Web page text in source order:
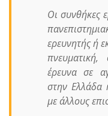
Οι συνθήκες
ερευνητής ή
έρευνα σε
στην Ελλάδα
με άλλους